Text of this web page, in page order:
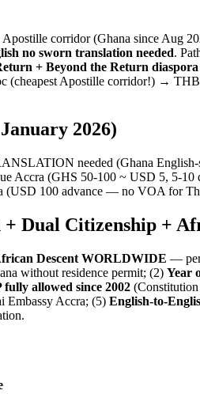
Apostille corridor (Ghana since Aug
no sworn translation needed.
+ Beyond the Return
(cheapest Apostille corridor!) → THB
2026)
needed (Ghana
Accra (GHS 50-100 ~ USD 5, 5-
(USD 100 advance — no VOA for
Dual Citizenship +
Descent WORLDWIDE — per
without residence permit; (2) Year
allowed since 2002
Accra; (5) English-to-